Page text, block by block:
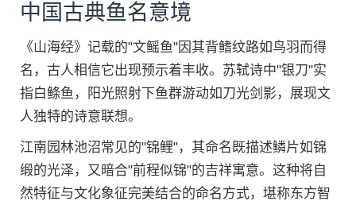
中国古典鱼名意境
《山海经》记载的"文鳐鱼"因其背鳍纹路如鸟羽而得
名，古人相信它出现预示着丰收。苏轼诗中"银刀"实
指白鲦鱼，阳光照射下鱼群游动如刀光剑影，展现文
人独特的诗意联想。
江南园林池沼常见的"锦鲤"，其命名既描述鳞片如锦
缎的光泽，又暗合"前程似锦"的吉祥寓意。这种将自
然特征与文化象征完美结合的命名方式，堪称东方智